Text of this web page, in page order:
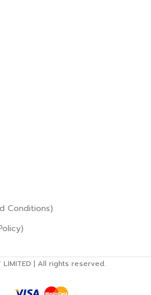
Conditions)
LIMITED | All rights reserved.